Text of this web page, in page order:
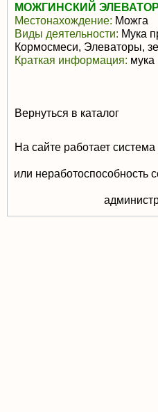
МОЖГИНСКИЙ ЭЛЕВАТОР
Местонахождение: Можга
Виды деятельности: Мука
Кормосмеси, Элеваторы,
Краткая информация:
Вернуться в каталог
На сайте работает
или неработоспособность